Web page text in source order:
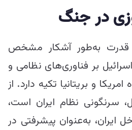
در جنگ
قدرت به‌طور آشکار مشخص
بر فناوری‌های نظامی و
و بریتانیا تکیه دارد. از
سرنگونی نظام ایران است،
ایران، به‌عنوان پیشرفتی در